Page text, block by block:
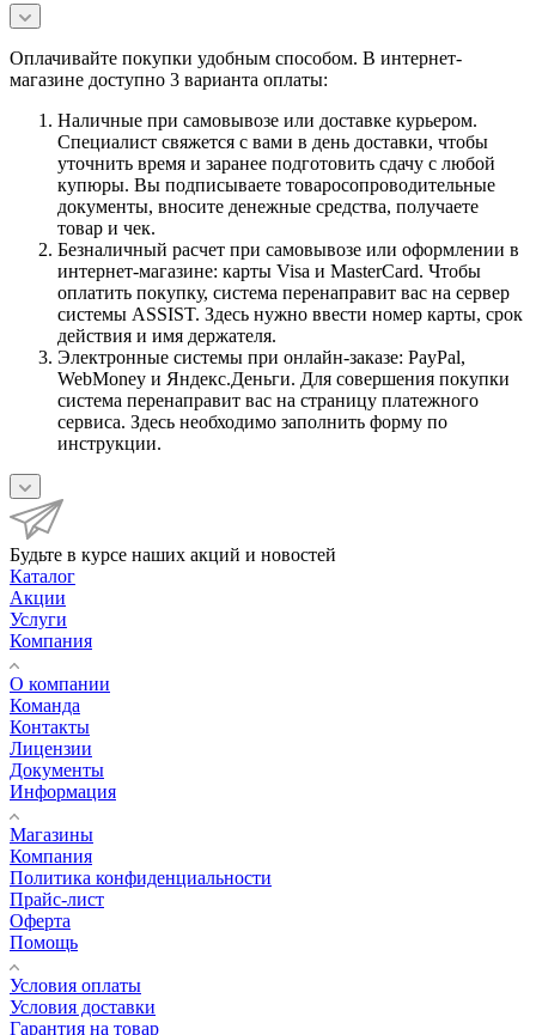
Оплачивайте покупки удобным способом. В интернет-
магазине доступно 3 варианта оплаты:
Наличные при самовывозе или доставке курьером.
Специалист свяжется с вами в день доставки, чтобы
уточнить время и заранее подготовить сдачу с любой
купюры. Вы подписываете товаросопроводительные
документы, вносите денежные средства, получаете
товар и чек.
Безналичный расчет при самовывозе или оформлении в
интернет-магазине: карты Visa и MasterCard. Чтобы
оплатить покупку, система перенаправит вас на сервер
системы ASSIST. Здесь нужно ввести номер карты, срок
действия и имя держателя.
Электронные системы при онлайн-заказе: PayPal,
WebMoney и Яндекс.Деньги. Для совершения покупки
система перенаправит вас на страницу платежного
сервиса. Здесь необходимо заполнить форму по
инструкции.
Будьте в курсе наших акций и новостей
Каталог
Акции
Услуги
Компания
О компании
Команда
Контакты
Лицензии
Документы
Информация
Магазины
Компания
Политика конфиденциальности
Прайс-лист
Оферта
Помощь
Условия оплаты
Условия доставки
Гарантия на товар